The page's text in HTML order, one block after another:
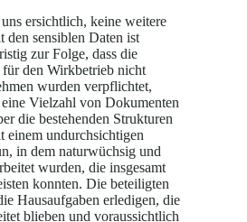
ersichtlich, keine weitere
den sensiblen Daten ist
zur Folge, dass die
den Wirkbetrieb nicht
wurden verpflichtet,
Vielzahl von Dokumenten
die bestehenden Strukturen
einem undurchsichtigen
in dem naturwüchsig und
wurden, die insgesamt
konnten. Die beteiligten
Hausaufgaben erledigen, die
blieben und voraussichtlich